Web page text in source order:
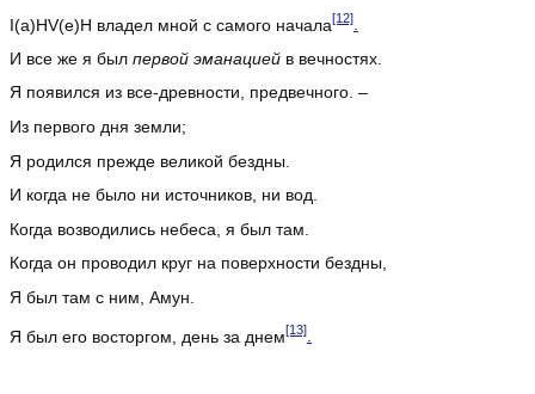
I(a)HV(e)H владел мной с самого начала[12].
И все же я был первой эманацией в вечностях.
Я появился из все‑древности, предвечного. –
Из первого дня земли;
Я родился прежде великой бездны.
И когда не было ни источников, ни вод.
Когда возводились небеса, я был там.
Когда он проводил круг на поверхности бездны,
Я был там с ним, Амун.
Я был его восторгом, день за днем[13].